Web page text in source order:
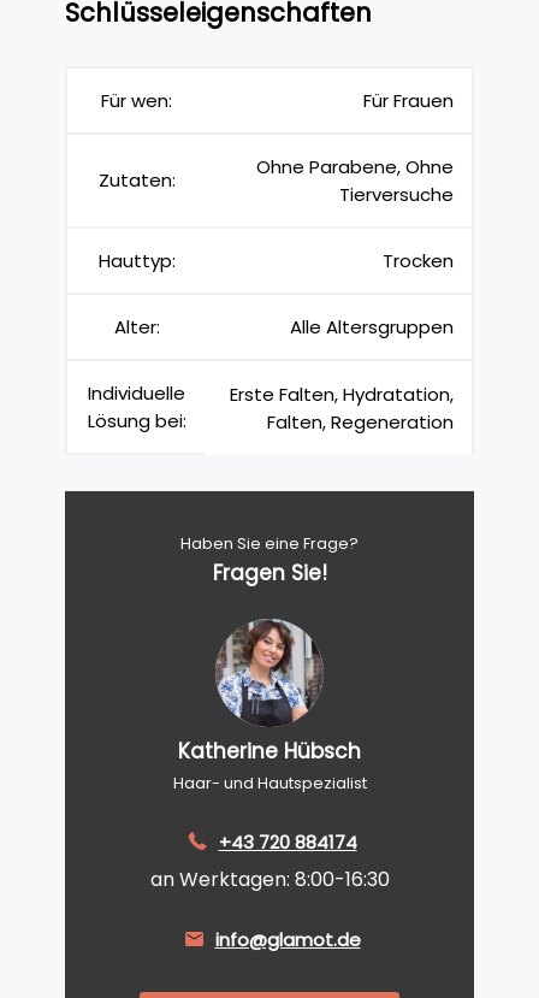
Schlüsseleigenschaften
Für wen: Für Frauen
Zutaten:
Ohne Parabene, Ohne
Tierversuche
Hauttyp: Trocken
Alter: Alle Altersgruppen
Individuelle
Lösung bei:
Erste Falten, Hydratation,
Falten, Regeneration
Haben Sie eine Frage?
Fragen Sie!
Katherine Hübsch
Haar- und Hautspezialist
+43 720 884174
an Werktagen: 8:00-16:30
info@glamot.de